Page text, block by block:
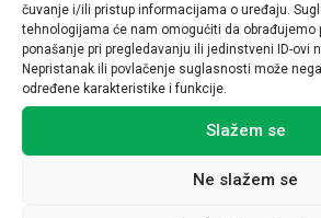
čuvanje i/ili pristup informacijama o uređaju.
tehnologijama će nam omogućiti da obrađujemo
ponašanje pri pregledavanju ili jedinstveni ID-ovi
Nepristanak ili povlačenje suglasnosti može
određene karakteristike i funkcije.
Slažem se
Ne slažem se
Povezani proizvodi